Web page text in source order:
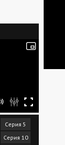
Серия 5
Серия 10